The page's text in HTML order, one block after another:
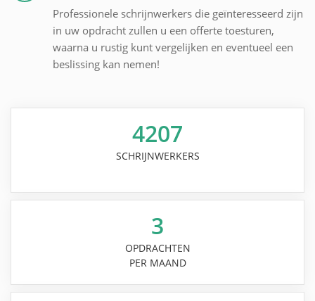
Professionele schrijnwerkers die geïnteresseerd zijn
in uw opdracht zullen u een offerte toesturen,
waarna u rustig kunt vergelijken en eventueel een
beslissing kan nemen!
4207
SCHRIJNWERKERS
3
OPDRACHTEN
PER MAAND